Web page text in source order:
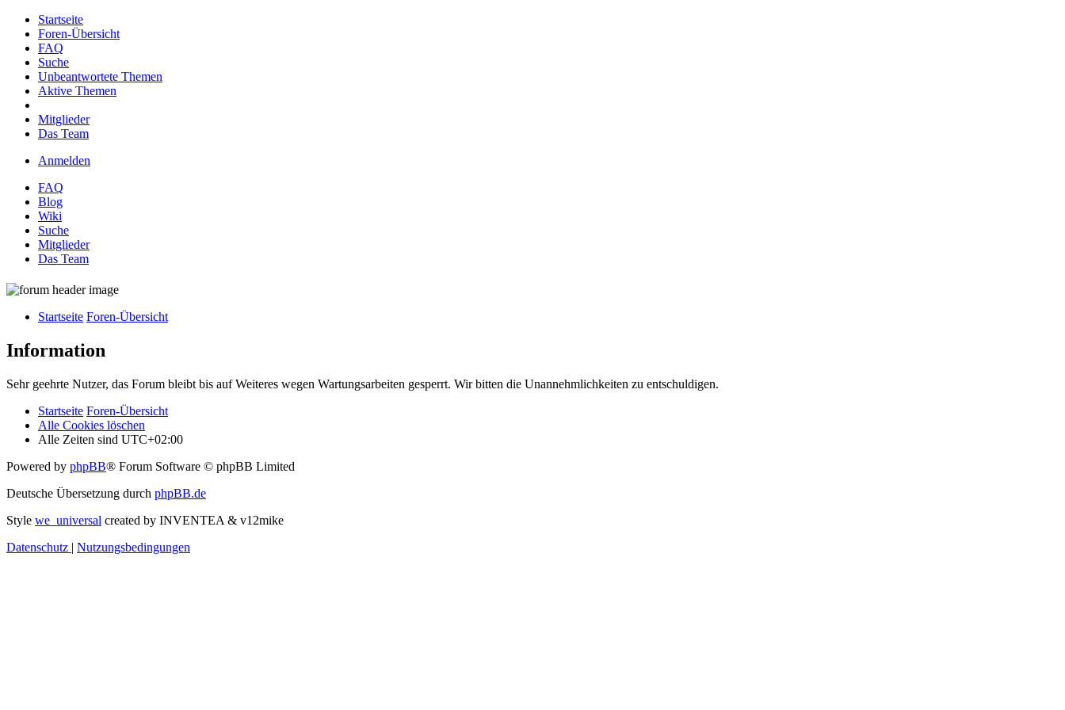
Startseite
Foren-Übersicht
FAQ
Suche
Unbeantwortete Themen
Aktive Themen
Mitglieder
Das Team
Anmelden
FAQ
Blog
Wiki
Suche
Mitglieder
Das Team
Startseite Foren-Übersicht
Information
Sehr geehrte Nutzer, das Forum bleibt bis auf Weiteres wegen Wartungsarbeiten gesperrt. Wir bitten die Unannehmlichkeiten zu entschuldigen.
Startseite Foren-Übersicht
Alle Cookies löschen
Alle Zeiten sind UTC+02:00
Powered by phpBB® Forum Software © phpBB Limited
Deutsche Übersetzung durch phpBB.de
Style we_universal created by INVENTEA & v12mike
Datenschutz | Nutzungsbedingungen